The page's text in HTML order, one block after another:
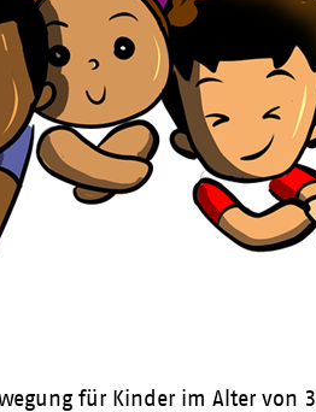
für Kinder im Alter von